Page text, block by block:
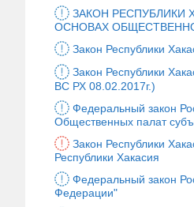
ЗАКОН РЕСПУБЛИКИ
ОСНОВАХ
Закон Республики
Закон Республики
ВС РХ 08.02.2017г.)
Федеральный закон
Общественных палат
Закон Республики
Республики Хакасия
Федеральный закон
Федерации"